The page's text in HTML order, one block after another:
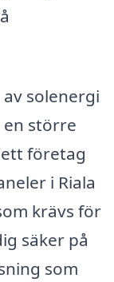
solenergi
större
företag
i Riala
krävs för
säker på
som